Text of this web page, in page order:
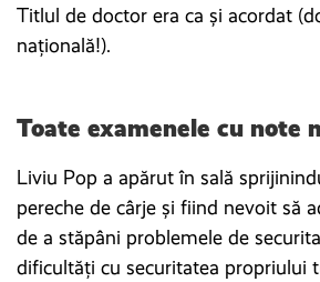
Titlul de doctor era ca și acordat
națională!).
Toate examenele cu note
Liviu Pop a apărut în sală
pereche de cârje și fiind nevoit să
de a stăpâni problemele de
dificultăți cu securitatea propriului